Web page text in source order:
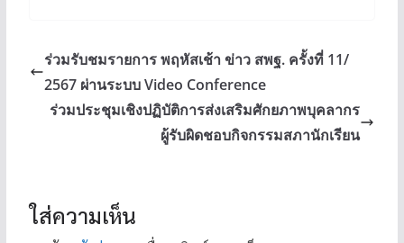
ร่วมรับชมรายการ พฤหัสเช้า ข่าว สพฐ. ครั้งที่ 11/
2567 ผ่านระบบ Video Conference
ร่วมประชุมเชิงปฏิบัติการส่งเสริมศักยภาพบุคลากร
ผู้รับผิดชอบกิจกรรมสภานักเรียน
ใส่ความเห็น